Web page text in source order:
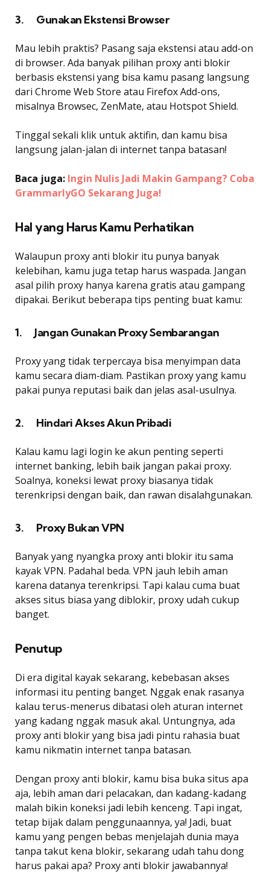
3. Gunakan Ekstensi Browser
Mau lebih praktis? Pasang saja ekstensi atau add-on
di browser. Ada banyak pilihan proxy anti blokir
berbasis ekstensi yang bisa kamu pasang langsung
dari Chrome Web Store atau Firefox Add-ons,
misalnya Browsec, ZenMate, atau Hotspot Shield.
Tinggal sekali klik untuk aktifin, dan kamu bisa
langsung jalan-jalan di internet tanpa batasan!
Baca juga: Ingin Nulis Jadi Makin Gampang? Coba
GrammarlyGO Sekarang Juga!
Hal yang Harus Kamu Perhatikan
Walaupun proxy anti blokir itu punya banyak
kelebihan, kamu juga tetap harus waspada. Jangan
asal pilih proxy hanya karena gratis atau gampang
dipakai. Berikut beberapa tips penting buat kamu:
1. Jangan Gunakan Proxy Sembarangan
Proxy yang tidak terpercaya bisa menyimpan data
kamu secara diam-diam. Pastikan proxy yang kamu
pakai punya reputasi baik dan jelas asal-usulnya.
2. Hindari Akses Akun Pribadi
Kalau kamu lagi login ke akun penting seperti
internet banking, lebih baik jangan pakai proxy.
Soalnya, koneksi lewat proxy biasanya tidak
terenkripsi dengan baik, dan rawan disalahgunakan.
3. Proxy Bukan VPN
Banyak yang nyangka proxy anti blokir itu sama
kayak VPN. Padahal beda. VPN jauh lebih aman
karena datanya terenkripsi. Tapi kalau cuma buat
akses situs biasa yang diblokir, proxy udah cukup
banget.
Penutup
Di era digital kayak sekarang, kebebasan akses
informasi itu penting banget. Nggak enak rasanya
kalau terus-menerus dibatasi oleh aturan internet
yang kadang nggak masuk akal. Untungnya, ada
proxy anti blokir yang bisa jadi pintu rahasia buat
kamu nikmatin internet tanpa batasan.
Dengan proxy anti blokir, kamu bisa buka situs apa
aja, lebih aman dari pelacakan, dan kadang-kadang
malah bikin koneksi jadi lebih kenceng. Tapi ingat,
tetap bijak dalam penggunaannya, ya! Jadi, buat
kamu yang pengen bebas menjelajah dunia maya
tanpa takut kena blokir, sekarang udah tahu dong
harus pakai apa? Proxy anti blokir jawabannya!